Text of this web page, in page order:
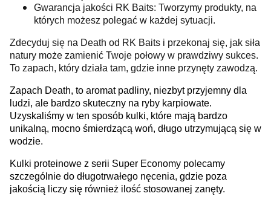
Gwarancja jakości RK Baits: Tworzymy produkty, na
których możesz polegać w każdej sytuacji.
Zdecyduj się na Death od RK Baits i przekonaj się, jak siła
natury może zamienić Twoje połowy w prawdziwy sukces.
To zapach, który działa tam, gdzie inne przynęty zawodzą.
Zapach Death, to aromat padliny, niezbyt przyjemny dla
ludzi, ale bardzo skuteczny na ryby karpiowate.
Uzyskaliśmy w ten sposób kulki, które mają bardzo
unikalną, mocno śmierdzącą woń, długo utrzymującą się w
wodzie.
Kulki proteinowe z serii Super Economy polecamy
szczególnie do długotrwałego nęcenia, gdzie poza
jakością liczy się również ilość stosowanej zanęty.